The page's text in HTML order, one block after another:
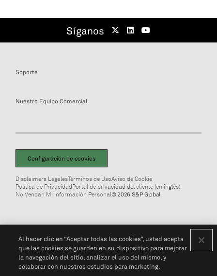
Síganos
Soporte
Nuestro Equipo Comercial
Configuración de cookies
Disclaimers LegalesTérminos de UsoAviso de Cookie
Política de PrivacidadPortal de privacidad del cliente (en inglés)
No Vendan Mi Información Personal© 2026 S&P Global
Al hacer clic en “Aceptar todas las cookies”, usted acepta
que las cookies se guarden en su dispositivo para mejorar
la navegación del sitio, analizar el uso del mismo, y
colaborar con nuestros estudios para marketing.